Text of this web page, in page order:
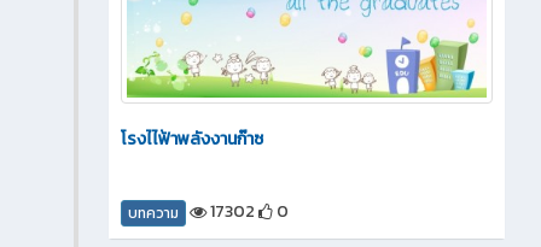
โรงไไฟ้าพลังงานก๊าซ
บทความ 17302 0